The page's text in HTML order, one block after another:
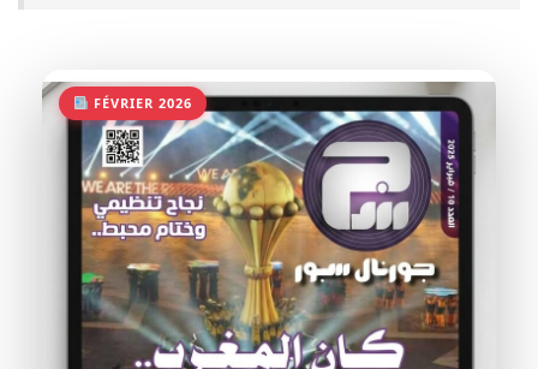
FÉVRIER 2026